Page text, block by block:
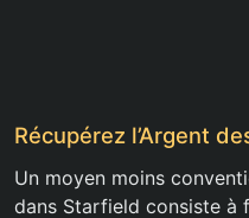
Récupérez l’Argent
Un moyen moins
dans Starfield consiste à